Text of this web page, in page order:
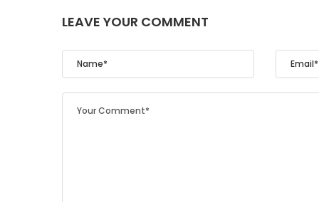
LEAVE YOUR COMMENT